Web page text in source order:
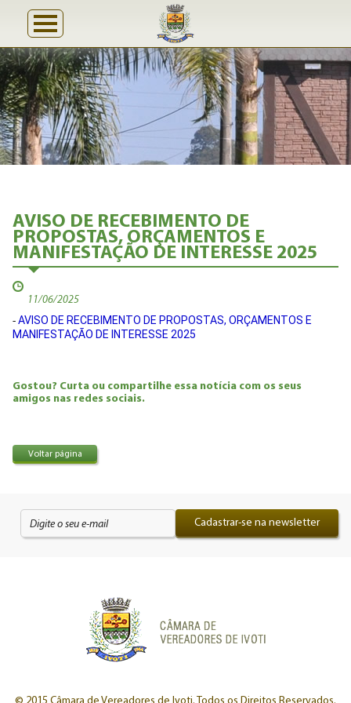
AVISO DE RECEBIMENTO DE
PROPOSTAS, ORÇAMENTOS E
MANIFESTAÇÃO DE INTERESSE 2025
11/06/2025
- AVISO DE RECEBIMENTO DE PROPOSTAS, ORÇAMENTOS E
MANIFESTAÇÃO DE INTERESSE 2025
Gostou? Curta ou compartilhe essa notícia com os seus
amigos nas redes sociais.
Voltar página
Cadastrar-se na newsletter